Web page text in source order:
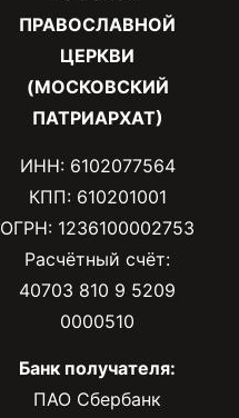
ПРАВОСЛАВНОЙ
ЦЕРКВИ
(МОСКОВСКИЙ
ПАТРИАРХАТ)
ИНН: 6102077564
КПП: 610201001
ОГРН: 1236100002753
Расчётный счёт:
40703 810 9 5209
0000510
Банк получателя:
ПАО Сбербанк